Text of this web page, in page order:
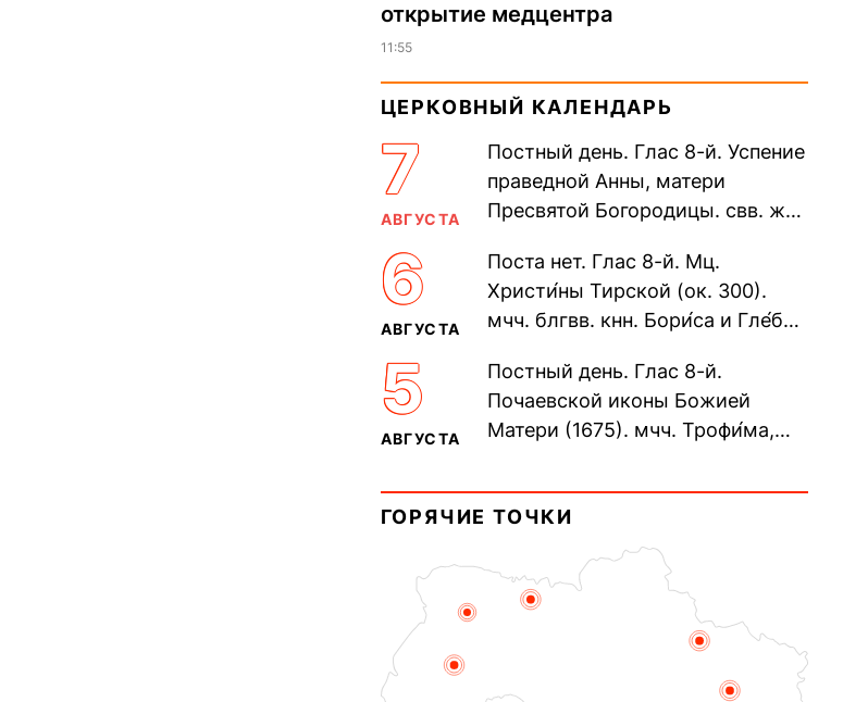
открытие медцентра
11:55
ЦЕРКОВНЫЙ КАЛЕНДАРЬ
7
АВГУСТА
Постный день. Глас 8-й. Успение
праведной Анны, матери
Пресвятой Богородицы. свв. жен
прп. Евпракси́и девы,...
6
АВГУСТА
Поста нет. Глас 8-й. Мц.
Христи́ны Тирской (ок. 300).
мчч. блгвв. кнн. Бори́са и Гле́ба,
Дави́да (1015). Прп....
5
АВГУСТА
Постный день. Глас 8-й.
Почаевской иконы Божией
Матери (1675). мчч. Трофи́ма,
мучеников (284–305). прав.
воина Фео́дора...
ГОРЯЧИЕ ТОЧКИ